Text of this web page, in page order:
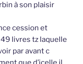
à son plaisir
cession et
livres tz laquelle
par avant c